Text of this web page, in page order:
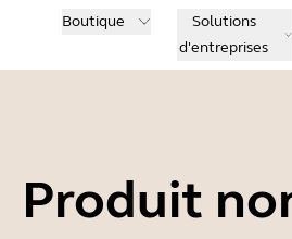
Boutique
Solutions
d'entreprises
Produit